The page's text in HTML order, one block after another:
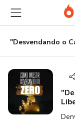
para
conteúdo
principal
para
pagamento
para
rodapé